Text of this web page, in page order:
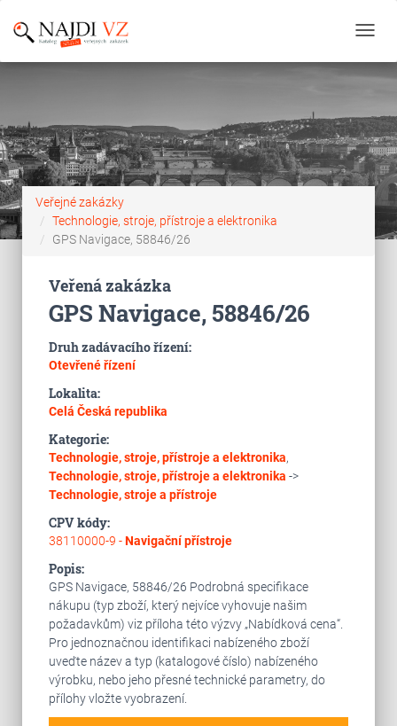
Veřejné zakázky
Technologie, stroje, přístroje a elektronika
GPS Navigace, 58846/26
Veřená zakázka
GPS Navigace, 58846/26
Druh zadávacího řízení:
Otevřené řízení
Lokalita:
Celá Česká republika
Kategorie:
Technologie, stroje, přístroje a elektronika,
Technologie, stroje, přístroje a elektronika ->
Technologie, stroje a přístroje
CPV kódy:
38110000-9 -Navigační přístroje
Popis:
GPS Navigace, 58846/26 Podrobná specifikace
nákupu (typ zboží, který nejvíce vyhovuje našim
požadavkům) viz příloha této výzvy „Nabídková cena“.
Pro jednoznačnou identifikaci nabízeného zboží
uveďte název a typ (katalogové číslo) nabízeného
výrobku, nebo jeho přesné technické parametry, do
přílohy vložte vyobrazení.